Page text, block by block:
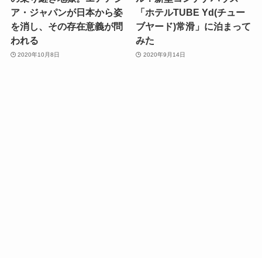
ア・ジャパンが日本から姿
を消し、その存在意義が問
われる
2020年10月8日
「ホテルTUBE Yd(チュー
ブヤード)常滑」に泊まって
みた
2020年9月14日